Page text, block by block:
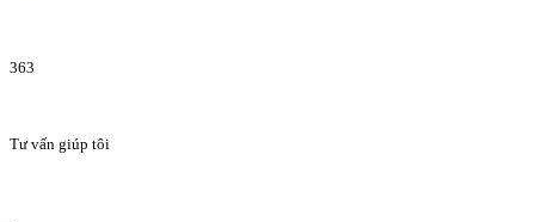
363
Tư vấn giúp tôi